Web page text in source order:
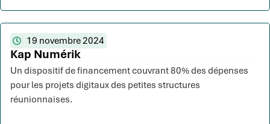
19 novembre 2024
Kap Numérik
Un dispositif de financement couvrant 80% des dépenses
pour les projets digitaux des petites structures
réunionnaises.